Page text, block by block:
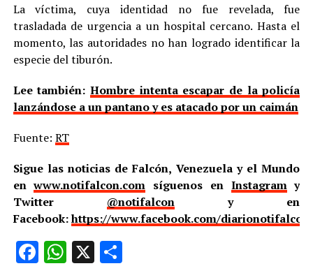
La víctima, cuya identidad no fue revelada, fue
trasladada de urgencia a un hospital cercano. Hasta el
momento, las autoridades no han logrado identificar la
especie del tiburón.
Lee también: Hombre intenta escapar de la policía
lanzándose a un pantano y es atacado por un caimán
Fuente: RT
Sigue las noticias de Falcón, Venezuela y el Mundo
enwww.notifalcon.com síguenos en Instagramy
Twitter @notifalcony en
Facebook:https://www.facebook.com/
Facebook
WhatsApp
X Compartir